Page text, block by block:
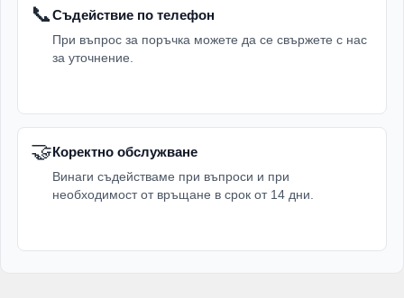
📞Съдействие по телефон
При въпрос за поръчка можете да се свържете с нас
за уточнение.
🤝Коректно обслужване
Винаги съдействаме при въпроси и при
необходимост от връщане в срок от 14 дни.